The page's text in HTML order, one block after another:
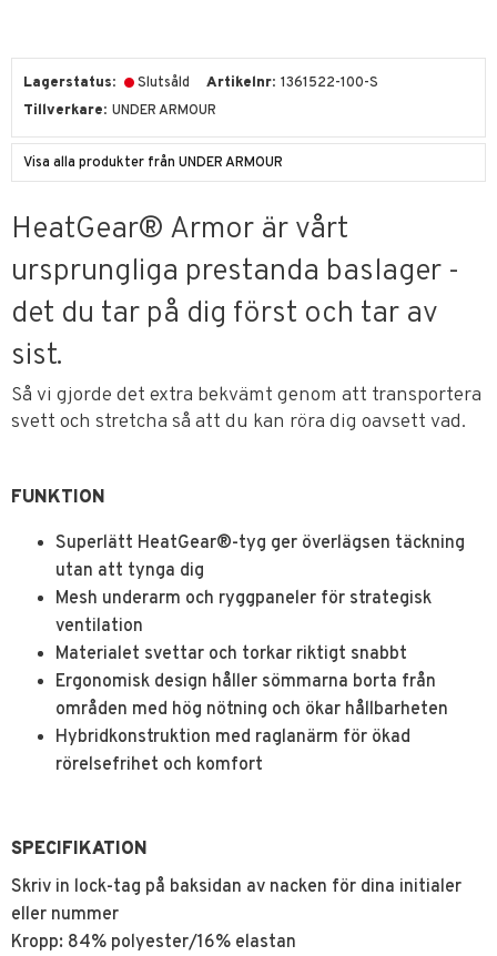
Lagerstatus Slutsåld Artikelnr 1361522-100-S
Tillverkare UNDER ARMOUR
Visa alla produkter från UNDER ARMOUR
HeatGear® Armor är vårt
ursprungliga prestanda baslager -
det du tar på dig först och tar av
sist.
Så vi gjorde det extra bekvämt genom att transportera
svett och stretcha så att du kan röra dig oavsett vad.
FUNKTION
Superlätt HeatGear®-tyg ger överlägsen täckning
utan att tynga dig
Mesh underarm och ryggpaneler för strategisk
ventilation
Materialet svettar och torkar riktigt snabbt
Ergonomisk design håller sömmarna borta från
områden med hög nötning och ökar hållbarheten
Hybridkonstruktion med raglanärm för ökad
rörelsefrihet och komfort
SPECIFIKATION
Skriv in lock-tag på baksidan av nacken för dina initialer
eller nummer
Kropp: 84% polyester/16% elastan